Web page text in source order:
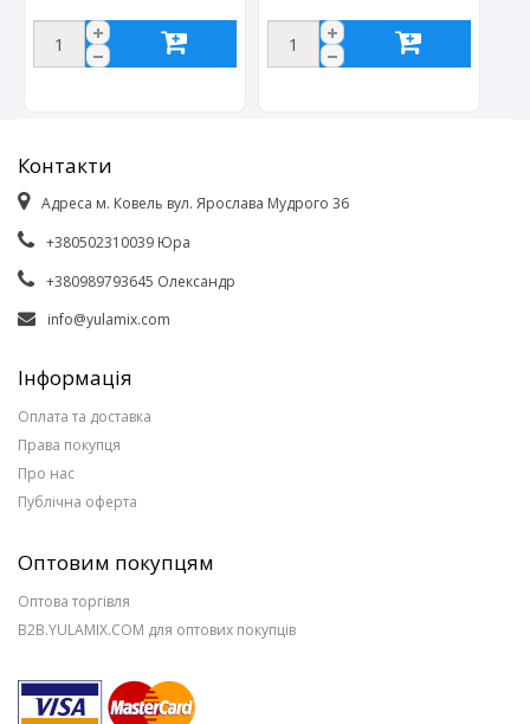
Контакти
Адреса м. Ковель вул. Ярослава Мудрого 36
+380502310039 Юра
+380989793645 Олександр
info@yulamix.com
Інформація
Оплата та доставка
Права покупця
Про нас
Публічна оферта
Оптовим покупцям
Оптова торгівля
B2B.YULAMIX.COM для оптових покупців